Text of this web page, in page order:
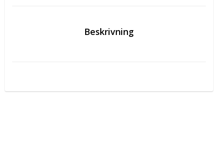
Beskrivning